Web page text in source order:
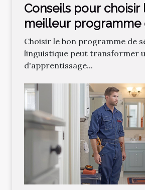
Conseils pour choisir
meilleur programme
linguistique
Choisir le bon programme de
linguistique peut transformer
d'apprentissage...